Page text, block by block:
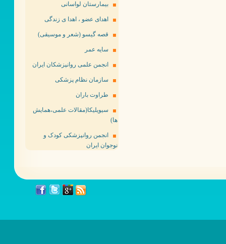
بیمارستان لواسانی
اهدای عضو ، اهدا ی زندگی
قصه گیسو (شعر و موسیقی)
سایه عمر
انجمن علمی روانپزشکان ایران
سازمان نظام پزشکی
طراوت باران
سیویلیکا(مقالات علمی،همایش
ها)
انجمن روانپزشکی کودک و
نوجوان ایران